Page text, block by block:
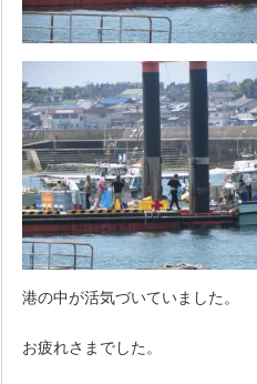
港の中が活気づいていました。
お疲れさまでした。